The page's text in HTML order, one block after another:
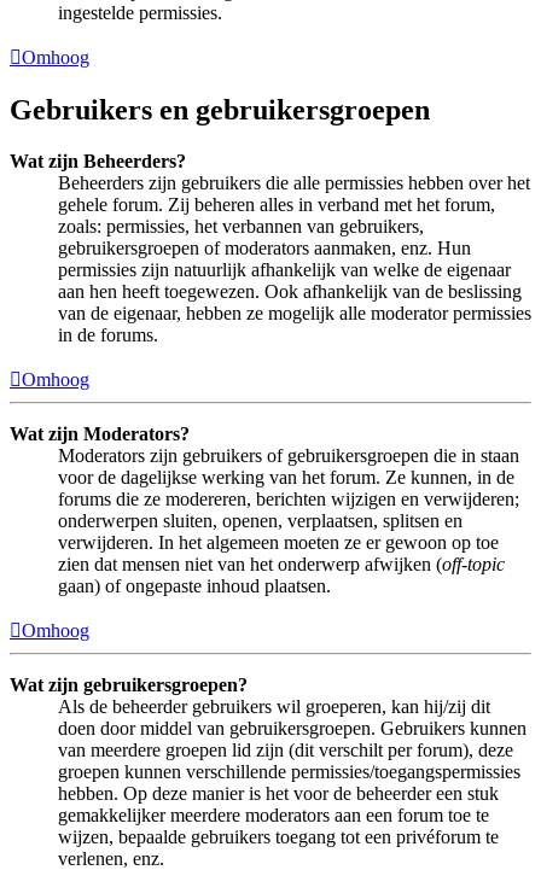
ingestelde permissies.
Omhoog
Gebruikers en gebruikersgroepen
Wat zijn Beheerders?
Beheerders zijn gebruikers die alle permissies hebben over het
gehele forum. Zij beheren alles in verband met het forum,
zoals: permissies, het verbannen van gebruikers,
gebruikersgroepen of moderators aanmaken, enz. Hun
permissies zijn natuurlijk afhankelijk van welke de eigenaar
aan hen heeft toegewezen. Ook afhankelijk van de beslissing
van de eigenaar, hebben ze mogelijk alle moderator permissies
in de forums.
Omhoog
Wat zijn Moderators?
Moderators zijn gebruikers of gebruikersgroepen die in staan
voor de dagelijkse werking van het forum. Ze kunnen, in de
forums die ze modereren, berichten wijzigen en verwijderen;
onderwerpen sluiten, openen, verplaatsen, splitsen en
verwijderen. In het algemeen moeten ze er gewoon op toe
zien dat mensen niet van het onderwerp afwijken (off-topic
gaan) of ongepaste inhoud plaatsen.
Omhoog
Wat zijn gebruikersgroepen?
Als de beheerder gebruikers wil groeperen, kan hij/zij dit
doen door middel van gebruikersgroepen. Gebruikers kunnen
van meerdere groepen lid zijn (dit verschilt per forum), deze
groepen kunnen verschillende permissies/toegangspermissies
hebben. Op deze manier is het voor de beheerder een stuk
gemakkelijker meerdere moderators aan een forum toe te
wijzen, bepaalde gebruikers toegang tot een privéforum te
verlenen, enz.